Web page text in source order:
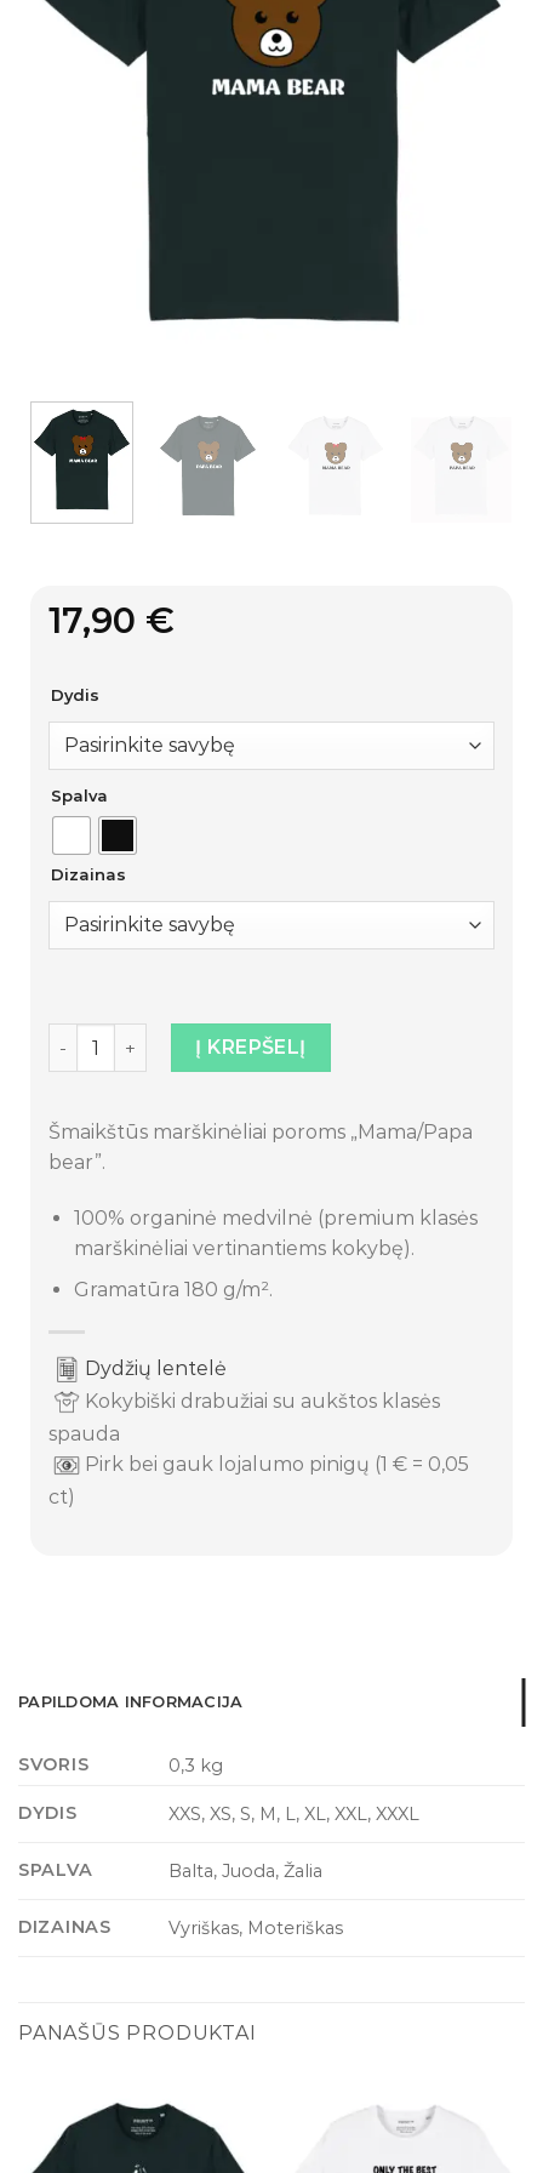
17,90 €
Dydis
Spalva
Dizainas
produkto kiekis: Marškinėliai poroms „Mama/Papa
Į KREPŠELĮ
Šmaikštūs marškinėliai poroms „Mama/Papa
bear”.
100% organinė medvilnė (premium klasės
marškinėliai vertinantiems kokybę).
Gramatūra 180 g/m².
Dydžių lentelė
Kokybiški drabužiai su aukštos klasės
spauda
Pirk bei gauk lojalumo pinigų (1 € = 0,05
ct)
PAPILDOMA INFORMACIJA
SVORIS 0,3 kg
DYDIS XXS, XS, S, M, L, XL, XXL, XXXL
SPALVA Balta, Juoda, Žalia
DIZAINAS Vyriškas, Moteriškas
PANAŠŪS PRODUKTAI